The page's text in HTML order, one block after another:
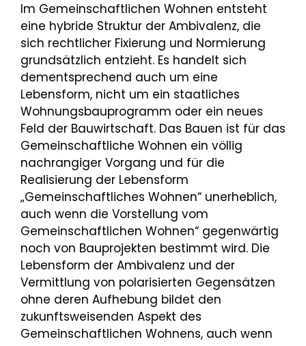
Im Gemeinschaftlichen Wohnen entsteht
eine hybride Struktur der Ambivalenz, die
sich rechtlicher Fixierung und Normierung
grundsätzlich entzieht. Es handelt sich
dementsprechend auch um eine
Lebensform, nicht um ein staatliches
Wohnungsbauprogramm oder ein neues
Feld der Bauwirtschaft. Das Bauen ist für das
Gemeinschaftliche Wohnen ein völlig
nachrangiger Vorgang und für die
Realisierung der Lebensform
„Gemeinschaftliches Wohnen“ unerheblich,
auch wenn die Vorstellung vom
Gemeinschaftlichen Wohnen“ gegenwärtig
noch von Bauprojekten bestimmt wird. Die
Lebensform der Ambivalenz und der
Vermittlung von polarisierten Gegensätzen
ohne deren Aufhebung bildet den
zukunftsweisenden Aspekt des
Gemeinschaftlichen Wohnens, auch wenn